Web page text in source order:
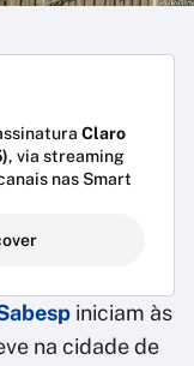
Claro
, via streaming
nas Smart
iniciam às
na cidade de